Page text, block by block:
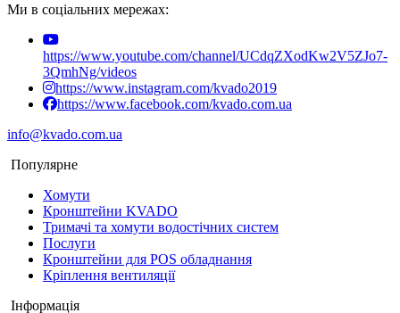
Ми в соціальних мережах:
https://www.youtube.com/channel/UCdqZXodKw2V5ZJo7-
3QmhNg/videos
https://www.instagram.com/kvado2019
https://www.facebook.com/kvado.com.ua
info@kvado.com.ua
Популярне
Хомути
Кронштейни KVADO
Тримачі та хомути водостічних систем
Послуги
Кронштейни для POS обладнання
Кріплення вентиляції
Інформація